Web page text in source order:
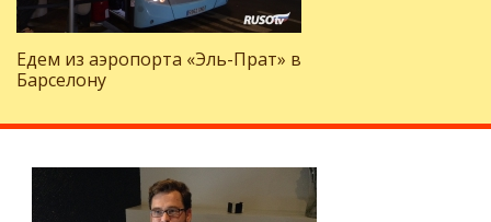
Едем из аэропорта «Эль-Прат» в
Барселону